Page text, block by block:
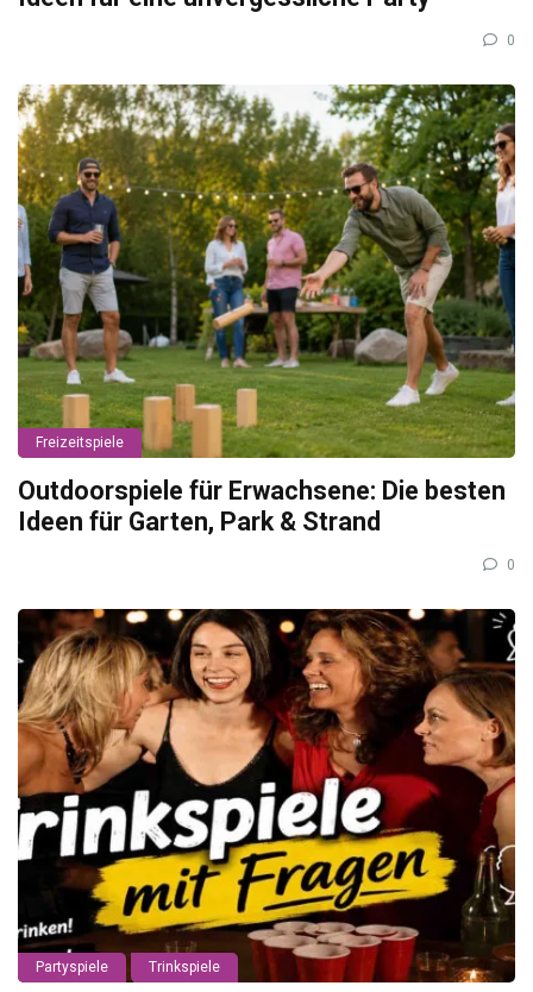
0
Freizeitspiele
Outdoorspiele für Erwachsene: Die besten
Ideen für Garten, Park & Strand
0
Partyspiele Trinkspiele